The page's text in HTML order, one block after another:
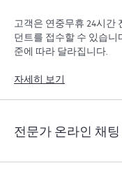
고객은 연중무휴 24시간
던트를 접수할 수 있습니
준에 따라 달라집니다.
자세히 보기
전문가 온라인 채